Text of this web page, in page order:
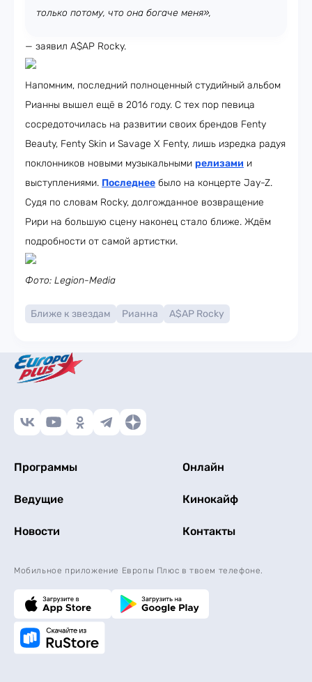
только потому, что она богаче меня»,
— заявил A$AP Rocky.
Напомним, последний полноценный студийный альбом
Рианны вышел ещё в 2016 году. С тех пор певица
сосредоточилась на развитии своих брендов Fenty
Beauty, Fenty Skin и Savage X Fenty, лишь изредка радуя
поклонников новыми музыкальными релизами и
выступлениями. Последнее было на концерте Jay-Z.
Судя по словам Rocky, долгожданное возвращение
Рири на большую сцену наконец стало ближе. Ждём
подробности от самой артистки.
Фото: Legion-Media
Ближе к звездам Рианна A$AP Rocky
Программы Онлайн
Ведущие Кинокайф
Новости Контакты
Мобильное приложение Европы Плюс в твоем телефоне.